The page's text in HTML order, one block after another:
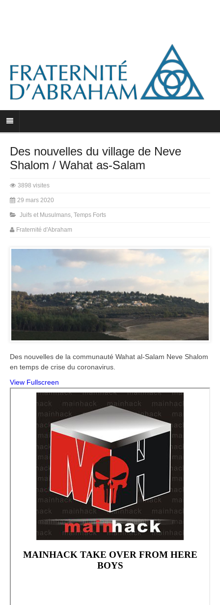
Des nouvelles du village de Neve
Shalom / Wahat as-Salam
3898 visites
29 mars 2020
Juifs et Musulmans, Temps Forts
Fraternité d'Abraham
Des nouvelles de la communauté Wahat al-Salam Neve Shalom
en temps de crise du coronavirus.
View Fullscreen